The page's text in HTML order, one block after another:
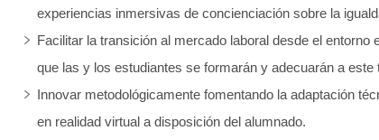
experiencias inmersivas de concienciación sobre la
Facilitar la transición al mercado laboral desde el
que las y los estudiantes se formarán y adecuarán a este
Innovar metodológicamente fomentando la adaptación
en realidad virtual a disposición del alumnado.